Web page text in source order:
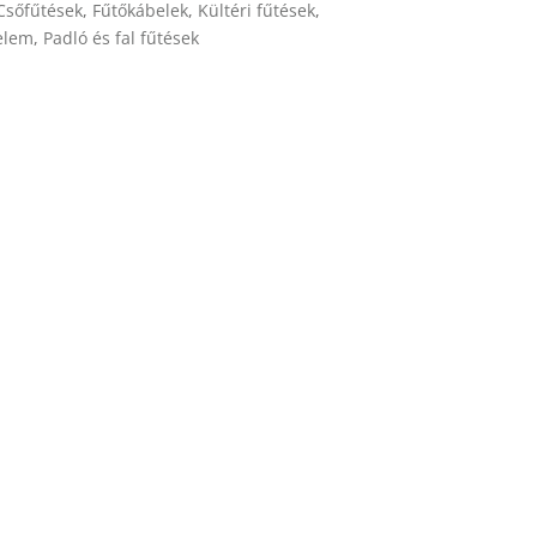
, Fűtőkábelek, Kültéri fűtések,
, Padló és fal fűtések